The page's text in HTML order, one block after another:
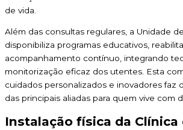
de vida.
Além das consultas regulares, a Unidade
disponibiliza programas educativos,
acompanhamento contínuo, integrando
monitorização eficaz dos utentes. Esta
cuidados personalizados e inovadores faz
das principais aliadas para quem vive com
Instalação física da